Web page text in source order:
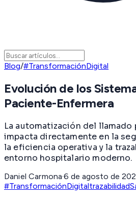
Blog/#TransformaciónDigital
Evolución de los
Paciente-Enfermera
La automatización del
impacta directamente en la
la eficiencia operativa y la
entorno hospitalario moderno.
Daniel Carmona·6 de agosto de
#TransformaciónDigitaltrazabilidad